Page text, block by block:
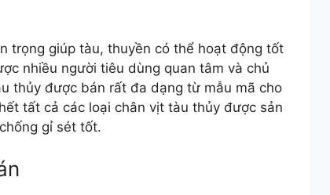
trọng giúp tàu, thuyền có thể hoạt động tốt
nhiều người tiêu dùng quan tâm và chủ
thủy được bán rất đa dạng từ mẫu mã cho
tất cả các loại chân vịt tàu thủy được sản
gỉ sét tốt.